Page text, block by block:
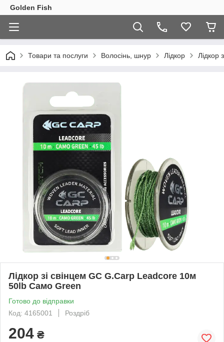
Golden Fish
Товари та послуги Волосінь, шнур Лідкор Лідкор
Лідкор зі свінцем GC G.Carp Leadcore 10м
50lb Caмo Green
Готово до відправки
Код: 4165001
Роздріб
204 ₴